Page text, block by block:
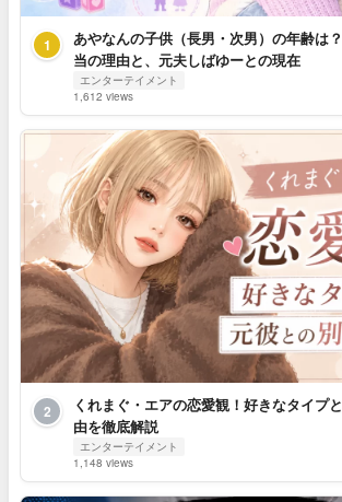
1
あやなんの子供（長男・次男）の年齢は
当の理由と、元夫しばゆーとの現在
エンターテイメント
1,612 views
2
くれまぐ・エアの恋愛観！好きなタイプ
由を徹底解説
エンターテイメント
1,148 views